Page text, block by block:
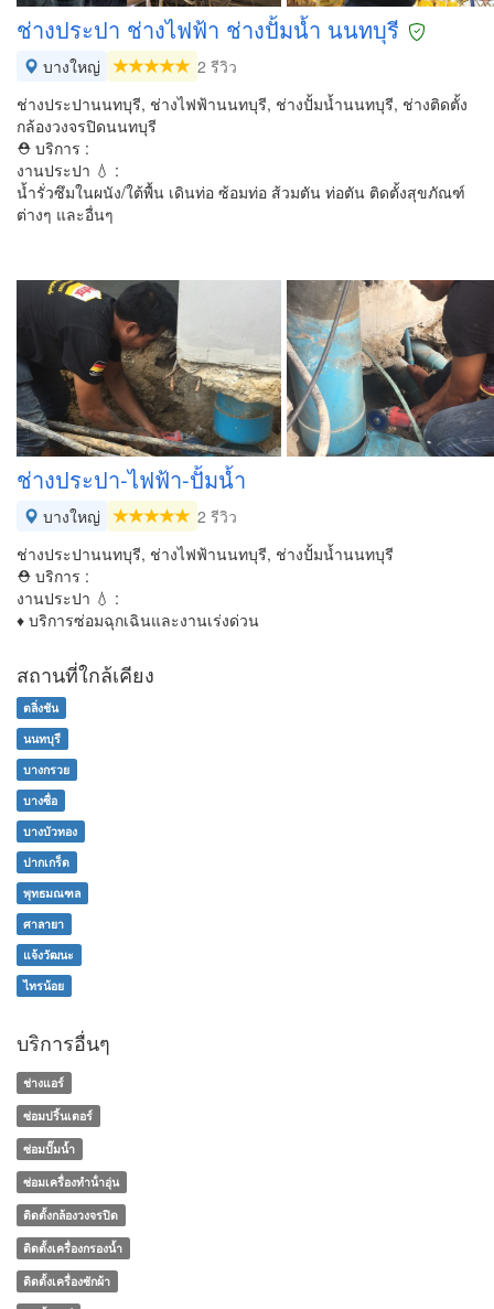
ช่างประปา ช่างไฟฟ้า ช่างปั้มน้ำ นนทบุรี
บางใหญ่
2 รีวิว
ช่างประปานนทบุรี, ช่างไฟฟ้านนทบุรี, ช่างปั้มน้ำนนทบุรี, ช่างติดตั้ง
กล้องวงจรปิดนนทบุรี
⛑ บริการ :
งานประปา 💧 :
น้ำรั่วซึมในผนัง/ใต้พื้น เดินท่อ ซ้อมท่อ ส้วมตัน ท่อตัน ติดตั้งสุขภัณฑ์
ต่างๆ และอื่นๆ
ช่างประปา-ไฟฟ้า-ปั้มน้ำ
บางใหญ่
2 รีวิว
ช่างประปานนทบุรี, ช่างไฟฟ้านนทบุรี, ช่างปั้มน้ำนนทบุรี
⛑ บริการ :
งานประปา 💧 :
♦ บริการซ่อมฉุกเฉินและงานเร่งด่วน
สถานที่ใกล้เคียง
ตลิ่งชัน
นนทบุรี
บางกรวย
บางซื่อ
บางบัวทอง
ปากเกร็ด
พุทธมณฑล
ศาลายา
แจ้งวัฒนะ
ไทรน้อย
บริการอื่นๆ
ช่างแอร์
ซ่อมปริ้นเตอร์
ซ่อมปั๊มน้ำ
ซ่อมเครื่องทําน้ําอุ่น
ติดตั้งกล้องวงจรปิด
ติดตั้งเครื่องกรองน้ำ
ติดตั้งเครื่องซักผ้า